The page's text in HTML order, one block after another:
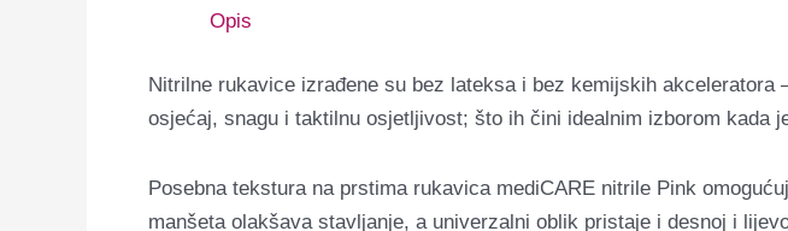
Opis
Nitrilne rukavice izrađene su bez lateksa i bez kemijskih
osjećaj, snagu i taktilnu osjetljivost; što ih čini idealnim izborom kada
Posebna tekstura na prstima rukavica mediCARE nitrile Pink
manšeta olakšava stavljanje, a univerzalni oblik pristaje i desnoj i